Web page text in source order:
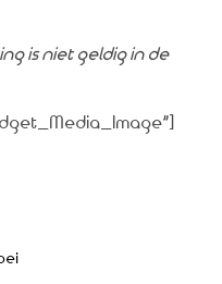
is niet geldig in de